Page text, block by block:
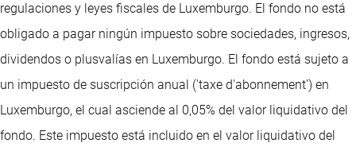
regulaciones y leyes fiscales de Luxemburgo. El fondo no está
obligado a pagar ningún impuesto sobre sociedades, ingresos,
dividendos o plusvalías en Luxemburgo. El fondo está sujeto a
un impuesto de suscripción anual ('taxe d'abonnement') en
Luxemburgo, el cual asciende al 0,05% del valor liquidativo del
fondo. Este impuesto está incluido en el valor liquidativo del